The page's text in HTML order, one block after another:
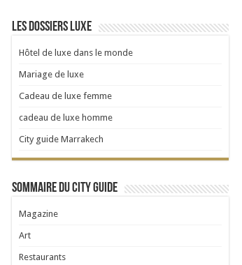
Les dossiers Luxe
Hôtel de luxe dans le monde
Mariage de luxe
Cadeau de luxe femme
cadeau de luxe homme
City guide Marrakech
Sommaire du City Guide
Magazine
Art
Restaurants